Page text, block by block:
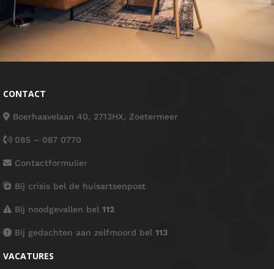
CONTACT
Boerhaavelaan 40, 2713HX, Zoetermeer
085 – 087 0770
Contactformulier
Bij crisis bel de huisartsenpost
Bij noodgevallen bel 112
Bij gedachten aan zelfmoord bel 113
VACATURES